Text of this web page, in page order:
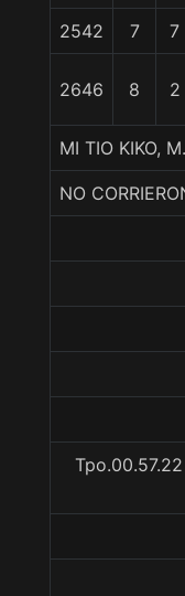
2542 7 7
2646 8 2
MI TIO KIKO,
NO